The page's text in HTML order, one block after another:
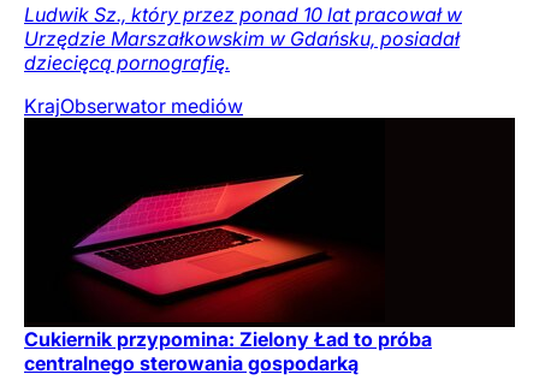
Ludwik Sz., który przez ponad 10 lat pracował w
Urzędzie Marszałkowskim w Gdańsku, posiadał
dziecięcą pornografię.
KrajObserwator mediów
Cukiernik przypomina: Zielony Ład to próba
centralnego sterowania gospodarką